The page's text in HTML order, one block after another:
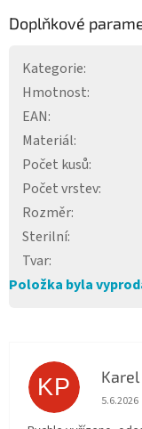
Doplňkové
Kategorie:
Hmotnost:
EAN:
Materiál:
Počet kusů:
Počet vrstev:
Rozměr:
Sterilní:
Tvar:
Položka byla
KP
5.6.2026